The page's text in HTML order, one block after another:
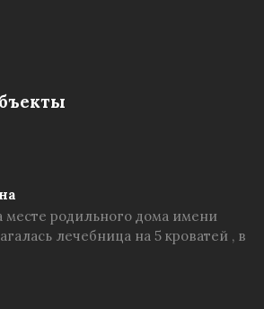
месте родильного дома имени
лечебница на 5 кроватей , в